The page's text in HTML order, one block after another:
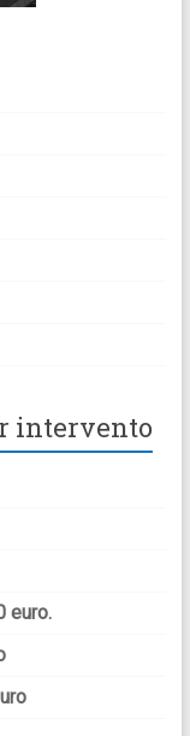
intervento
euro.